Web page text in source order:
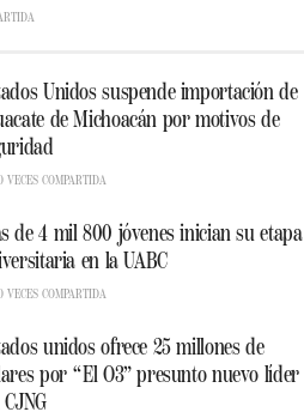
Unidos suspende importación de
de Michoacán por motivos de
VECES COMPARTIDA
de 4 mil 800 jóvenes inician su etapa
en la UABC
VECES COMPARTIDA
unidos ofrece 25 millones de
por “El O3” presunto nuevo líder